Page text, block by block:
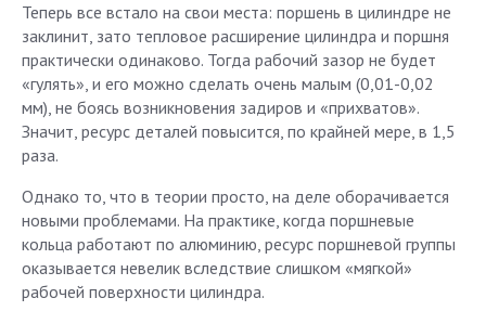
Теперь все встало на свои места: поршень в цилиндре не
заклинит, зато тепловое расширение цилиндра и поршня
практически одинаково. Тогда рабочий зазор не будет
«гулять», и его можно сделать очень малым (0,01-0,02
мм), не боясь возникновения задиров и «прихватов».
Значит, ресурс деталей повысится, по крайней мере, в 1,5
раза.
Однако то, что в теории просто, на деле оборачивается
новыми проблемами. На практике, когда поршневые
кольца работают по алюминию, ресурс поршневой группы
оказывается невелик вследствие слишком «мягкой»
рабочей поверхности цилиндра.